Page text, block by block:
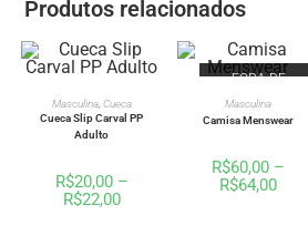
Produtos relacionados
VER OPÇÕES
Masculina, Cueca
Cueca Slip Carval PP
Adulto
R$20,00 –
R$22,00
FORA DE
VER OPÇÕES
Masculina
Camisa Menswear
R$60,00 –
R$64,00